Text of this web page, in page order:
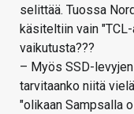
selittää. Tuossa
käsiteltiin vain
vaikutusta???
– Myös SSD-
tarvitaanko niitä
"olikaan Sampsalla